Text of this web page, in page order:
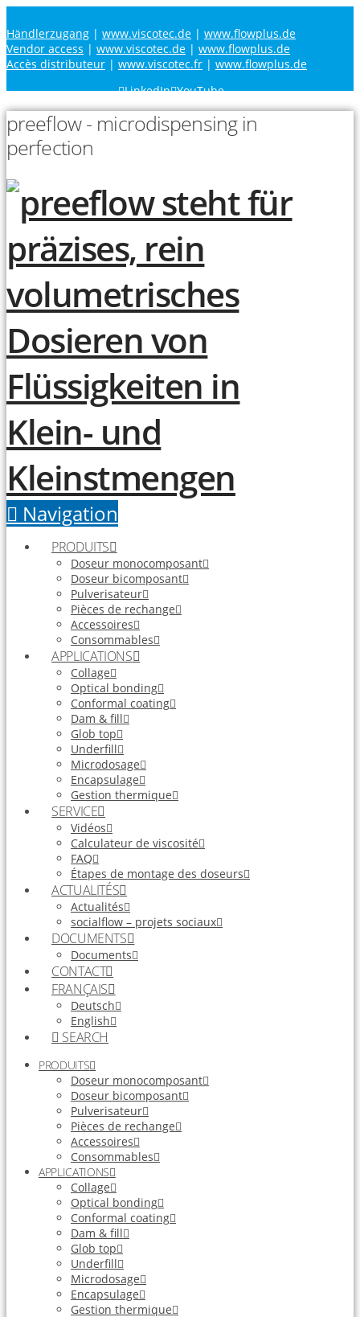
Händlerzugang | www.viscotec.de | www.flowplus.de
Vendor access | www.viscotec.de | www.flowplus.de
Accès distributeur | www.viscotec.fr | www.flowplus.de
LinkedIn YouTube
preeflow - microdispensing in
perfection
Navigation
PRODUITS
Doseur monocomposant
Doseur bicomposant
Pulverisateur
Pièces de rechange
Accessoires
Consommables
APPLICATIONS
Collage
Optical bonding
Conformal coating
Dam & fill
Glob top
Underfill
Microdosage
Encapsulage
Gestion thermique
SERVICE
Vidéos
Calculateur de viscosité
FAQ
Étapes de montage des doseurs
ACTUALITÉS
Actualités
socialflow – projets sociaux
DOCUMENTS
Documents
CONTACT
FRANÇAIS
Deutsch
English
SEARCH
PRODUITS
Doseur monocomposant
Doseur bicomposant
Pulverisateur
Pièces de rechange
Accessoires
Consommables
APPLICATIONS
Collage
Optical bonding
Conformal coating
Dam & fill
Glob top
Underfill
Microdosage
Encapsulage
Gestion thermique